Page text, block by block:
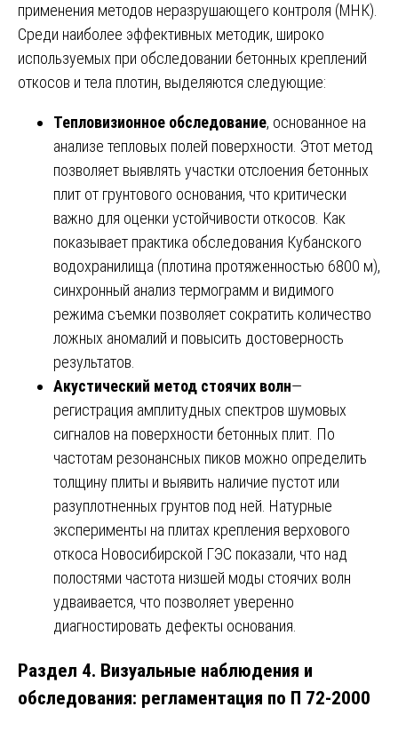
применения методов неразрушающего контроля (МНК).
Среди наиболее эффективных методик, широко
используемых при обследовании бетонных креплений
откосов и тела плотин, выделяются следующие:
Тепловизионное обследование, основанное на
анализе тепловых полей поверхности. Этот метод
позволяет выявлять участки отслоения бетонных
плит от грунтового основания, что критически
важно для оценки устойчивости откосов. Как
показывает практика обследования Кубанского
водохранилища (плотина протяженностью 6800 м),
синхронный анализ термограмм и видимого
режима съемки позволяет сократить количество
ложных аномалий и повысить достоверность
результатов.
Акустический метод стоячих волн—
регистрация амплитудных спектров шумовых
сигналов на поверхности бетонных плит. По
частотам резонансных пиков можно определить
толщину плиты и выявить наличие пустот или
разуплотненных грунтов под ней. Натурные
эксперименты на плитах крепления верхового
откоса Новосибирской ГЭС показали, что над
полостями частота низшей моды стоячих волн
удваивается, что позволяет уверенно
диагностировать дефекты основания.
Раздел 4. Визуальные наблюдения и
обследования: регламентация по П 72-2000